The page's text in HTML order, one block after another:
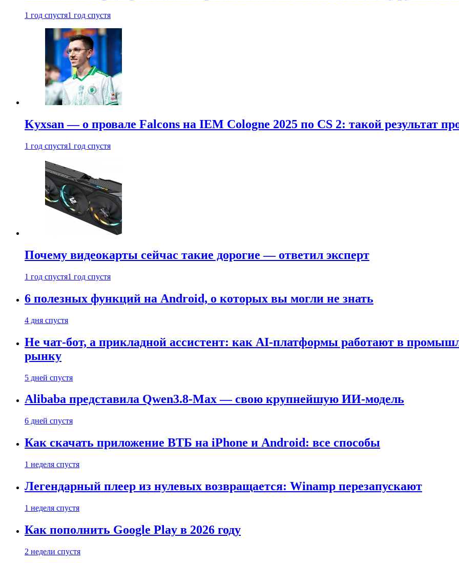
1 год спустя1 год спустя
Kyxsan — о провале Falcons на IEM Cologne 2025 по CS 2: такой результат
1 год спустя1 год спустя
Почему видеокарты сейчас такие дорогие — ответил эксперт
1 год спустя1 год спустя
6 полезных функций на Android, о которых вы могли не знать
4 дня спустя
Не чат-бот, а прикладной ассистент: как AI-платформы работают в
рынку
5 дней спустя
Alibaba представила Qwen3.8-Max — свою крупнейшую ИИ-модель
6 дней спустя
Как скачать приложение ВТБ на iPhone и Android: все способы
1 неделя спустя
Легендарный плеер из нулевых возвращается: Winamp перезапускают
1 неделя спустя
Как пополнить Google Play в 2026 году
2 недели спустя